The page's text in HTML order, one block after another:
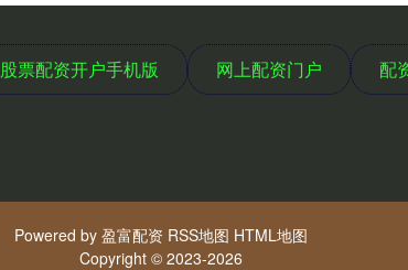
股票配资开户手机版 网上配资门户 配
Powered by 盈富配资 RSS地图 HTML地图
Copyright © 2023-2026